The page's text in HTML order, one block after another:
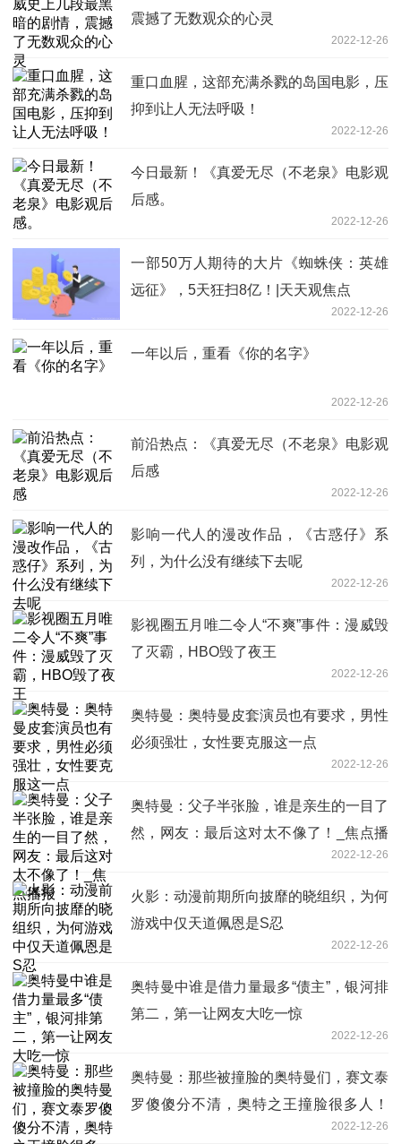
震撼了无数观众的心灵
2022-12-26
重口血腥，这部充满杀戮的岛国电影，压
抑到让人无法呼吸！
2022-12-26
今日最新！《真爱无尽（不老泉》电影观
后感。
2022-12-26
一部50万人期待的大片《蜘蛛侠：英雄
远征》，5天狂扫8亿！|天天观焦点
2022-12-26
一年以后，重看《你的名字》
2022-12-26
前沿热点：《真爱无尽（不老泉》电影观
后感
2022-12-26
影响一代人的漫改作品，《古惑仔》系
列，为什么没有继续下去呢
2022-12-26
影视圈五月唯二令人“不爽”事件：漫威毁
了灭霸，HBO毁了夜王
2022-12-26
奥特曼：奥特曼皮套演员也有要求，男性
必须强壮，女性要克服这一点
2022-12-26
奥特曼：父子半张脸，谁是亲生的一目了
然，网友：最后这对太不像了！_焦点播
2022-12-26
火影：动漫前期所向披靡的晓组织，为何
游戏中仅天道佩恩是S忍
2022-12-26
奥特曼中谁是借力量最多“债主”，银河排
第二，第一让网友大吃一惊
2022-12-26
奥特曼：那些被撞脸的奥特曼们，赛文泰
罗傻傻分不清，奥特之王撞脸很多人！
2022-12-26